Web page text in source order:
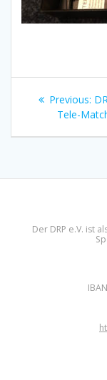
Previous:
Tele-
Der DRP e.V. ist